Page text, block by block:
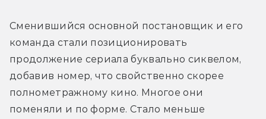
Сменившийся основной постановщик и его
команда стали позиционировать
продолжение сериала буквально сиквелом,
добавив номер, что свойственно скорее
полнометражному кино. Многое они
поменяли и по форме. Стало меньше